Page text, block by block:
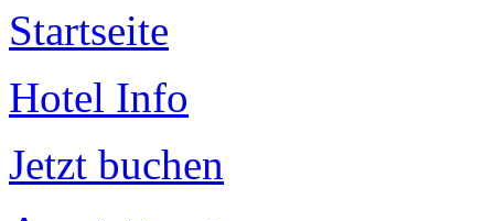
Startseite
Hotel Info
Jetzt buchen